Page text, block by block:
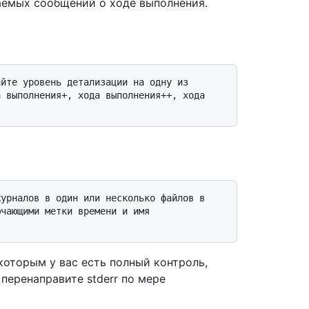
хода выполнения++, хода
метки времени и имя
у вас есть полный контроль,
stderr по мере